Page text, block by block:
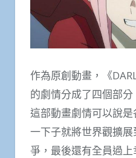
作為原創動畫，《
的劇情分成了四個部
這部動畫劇情可以說
一下子就將世界觀擴
爭，最後還有全員過上